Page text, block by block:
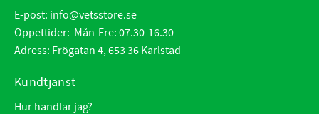
E-post: info@vetsstore.se
Öppettider: Mån-Fre: 07.30-16.30
Adress: Frögatan 4, 653 36 Karlstad
Kundtjänst
Hur handlar jag?